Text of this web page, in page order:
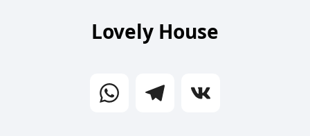
Lovely House